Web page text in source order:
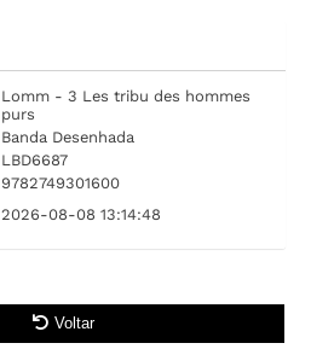
Lomm - 3 Les tribu des hommes
purs
Banda Desenhada
LBD6687
9782749301600
2026-08-08 13:14:48
Voltar